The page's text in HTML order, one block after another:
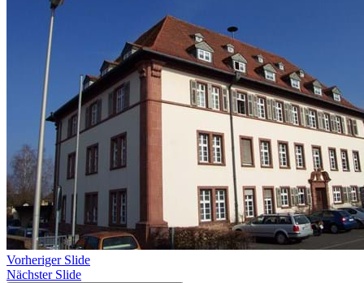
Vorheriger Slide
Nächster Slide